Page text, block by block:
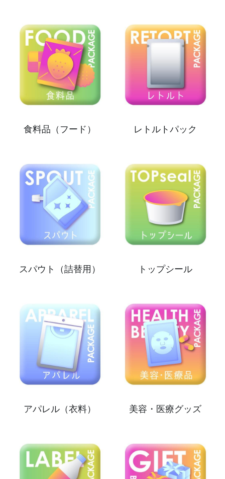
食料品（フード） レトルトパック
スパウト（詰替用） トップシール
アパレル（衣料） 美容・医療グッズ